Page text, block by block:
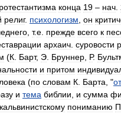
конца 19 – нач
религ. психологизм он
т.е прежде всего к
архаич суровости
(К Барт, Э Бруннер Р.
и притом
(по словам К Барта , "
и тема библии и сумма
кальвинистскому пониманию П